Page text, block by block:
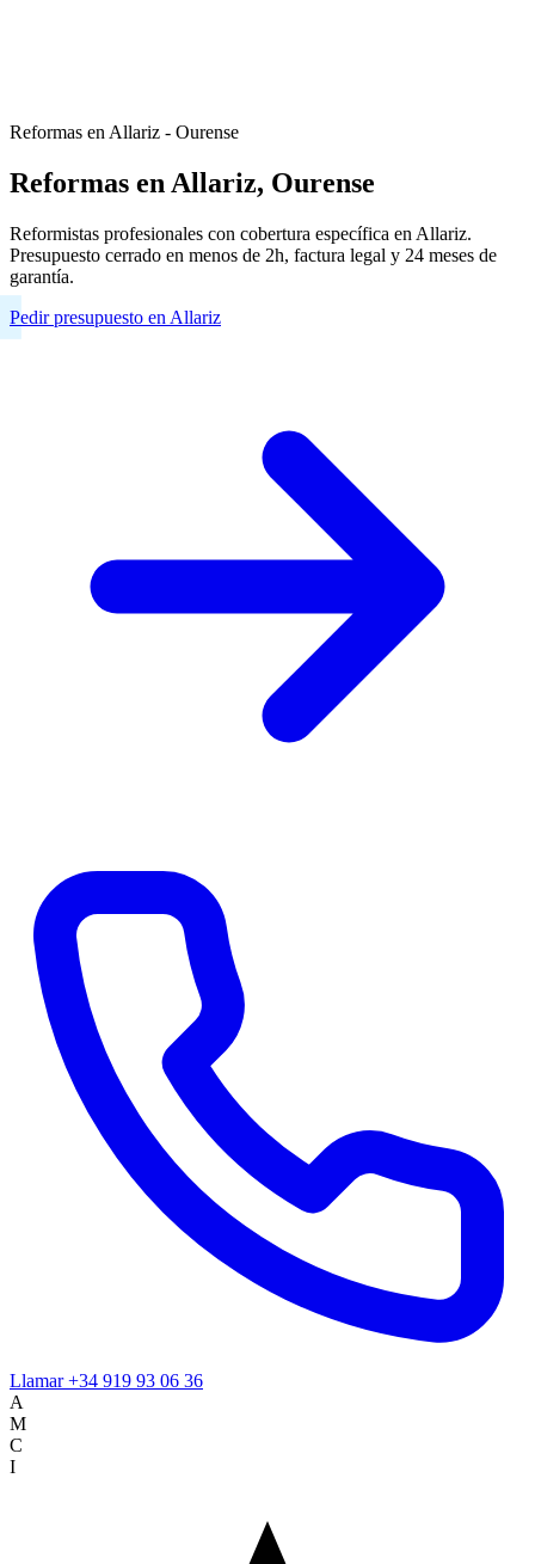
Reformas en Allariz - Ourense
Reformas en Allariz, Ourense
Reformistas profesionales con cobertura específica en Allariz.
Presupuesto cerrado en menos de 2h, factura legal y 24 meses de
garantía.
Pedir presupuesto en Allariz
Llamar+34 919 93 06 36
A
M
C
I